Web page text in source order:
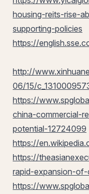
housing-reits-rise-
supporting-policies
https://
http://
06/15/
https://
china-commercial-
potential-12724099
https://
https://
rapid-expansion-
https://